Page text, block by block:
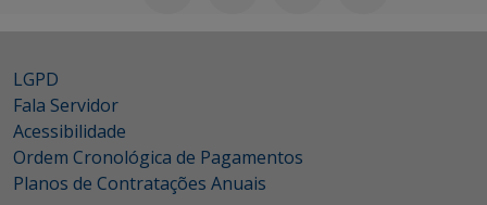
LGPD
Fala Servidor
Acessibilidade
Ordem Cronológica de Pagamentos
Planos de Contratações Anuais